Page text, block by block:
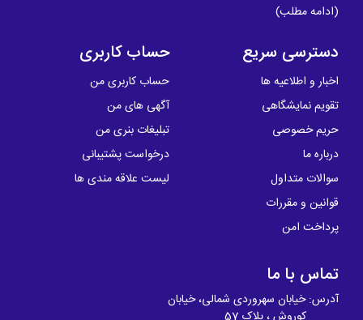
(ادامه مطلب)
دسترسی سریع
اخبار و اطلاعیه ها
تقویم نمایشگاهی
حریم خصوصی
درباره ما
سوالات متداول
قوانین و مقررات
پرداخت امن
حساب کاربری
حساب کاربری من
آگهی های من
تبلیغات بنری من
درخواست پشتیبانی
لیست علاقه مندی ها
تماس با ما
آدرس: خیابان سهروردی شمالی، خیابان